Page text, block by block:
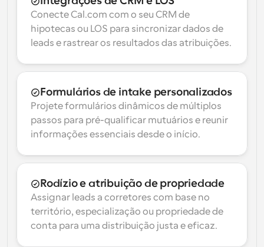
Conecte Cal.com com o seu CRM de
hipotecas ou LOS para sincronizar dados de
leads e rastrear os resultados das atribuições.
Formulários de intake personalizados
Projete formulários dinâmicos de múltiplos
passos para pré-qualificar mutuários e reunir
informações essenciais desde o início.
Rodízio e atribuição de propriedade
Assignar leads a corretores com base no
território, especialização ou propriedade de
conta para uma distribuição justa e eficaz.